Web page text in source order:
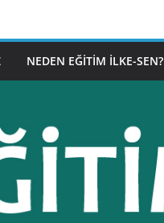
NEDEN EĞITIM İLKE-SEN?